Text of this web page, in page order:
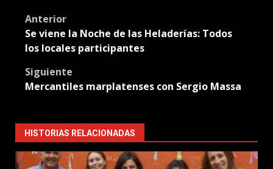
Post
navigation
Anterior
Se viene la Noche de las Heladerías: Todos
los locales participantes
Siguiente
Mercantiles marplatenses con Sergio Massa
HISTORIAS RELACIONADAS